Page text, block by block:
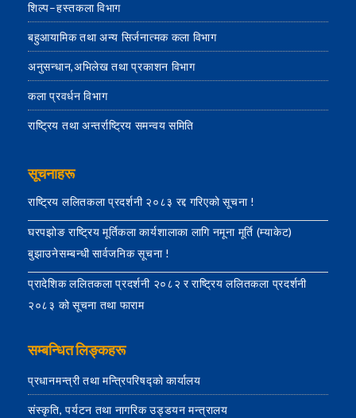
शिल्प–हस्तकला विभाग
बहुआयामिक तथा अन्य सिर्जनात्मक कला विभाग
अनुसन्धान,अभिलेख तथा प्रकाशन विभाग
कला प्रवर्धन विभाग
राष्ट्रिय तथा अन्तर्राष्ट्रिय समन्वय समिति
सूचनाहरू
राष्ट्रिय ललितकला प्रदर्शनी २०८३ रद्द गरिएको सूचना !
घरपझोङ राष्ट्रिय मूर्तिकला कार्यशालाका लागि नमूना मूर्ति (म्याकेट)
बुझाउनेसम्बन्धी सार्वजनिक सूचना !
प्रादेशिक ललितकला प्रदर्शनी २०८२ र राष्ट्रिय ललितकला प्रदर्शनी
२०८३ को सूचना तथा फाराम
सम्बन्धित लिङ्कहरू
प्रधानमन्त्री तथा मन्त्रिपरिषद्को कार्यालय
संस्कृति, पर्यटन तथा नागरिक उड्डयन मन्त्रालय